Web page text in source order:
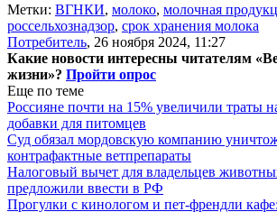
Метки: ВГНКИ, молоко, молочная
россельхознадзор, срок хранения молока
Потребитель, 26 ноября 2024, 11:27
Какие новости интересны читателям
жизни»? Пройти опрос
Еще по теме
Россияне почти на 15% увеличили траты
добавки для питомцев
Суд обязал мордовскую компанию
контрафактные ветпрепараты
Налоговый вычет для владельцев
предложили ввести в РФ
Прогулки с кинологом и пет-френдли